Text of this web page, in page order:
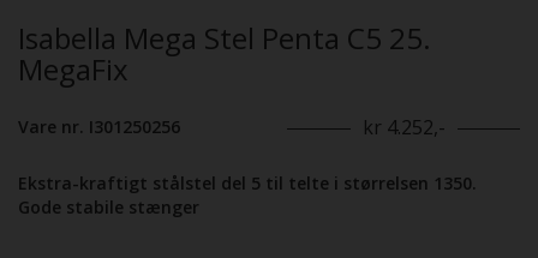
Isabella Mega Stel Penta C5 25.
MegaFix
Vare nr. I301250256 kr 4.252,-
Ekstra-kraftigt stålstel del 5 til telte i størrelsen 1350.
Gode stabile stænger